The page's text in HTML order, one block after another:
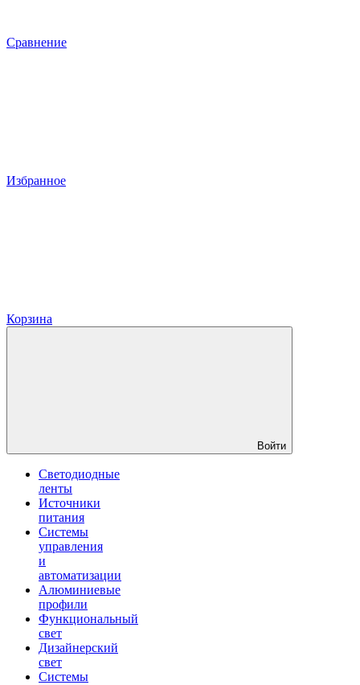
Сравнение
Избранное
Корзина
Войти
Светодиодные
ленты
Источники
питания
Системы
управления
и
автоматизации
Алюминиевые
профили
Функциональный
свет
Дизайнерский
свет
Системы